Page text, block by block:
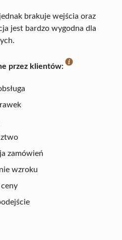
brakuje wejścia oraz
jest bardzo wygodna dla
przez klientów:
zamówień
wzroku